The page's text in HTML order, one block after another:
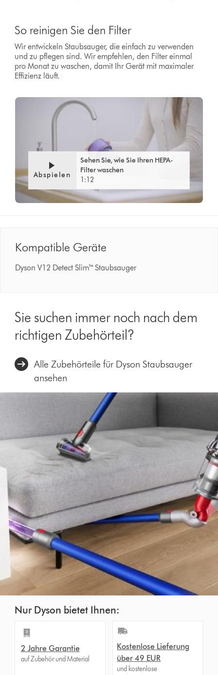
So reinigen Sie den Filter
Wir entwickeln Staubsauger, die einfach zu verwenden
und zu pflegen sind. Wir empfehlen, den Filter einmal
pro Monat zu waschen, damit Ihr Gerät mit maximaler
Effizienz läuft.
Transcript
Transkript
öffnen
Abspielen
Sehen Sie, wie Sie Ihren HEPA-
Filter waschen
1:12
Kompatible Geräte
Dyson V12 Detect Slim™ Staubsauger
Sie suchen immer noch nach dem
richtigen Zubehörteil?
Alle Zubehörteile für Dyson Staubsauger
ansehen
Nur Dyson bietet Ihnen:
2 Jahre Garantie
auf Zubehör und Material
Kostenlose Lieferung
über 49 EUR
und kostenlose